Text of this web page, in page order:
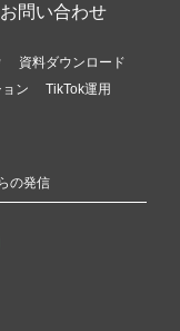
問い合わせ
資料ダウンロード
ン
TikTok運用
の発信